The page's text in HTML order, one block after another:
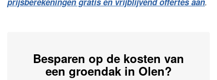
Besparen op de kosten van
een groendak in Olen?